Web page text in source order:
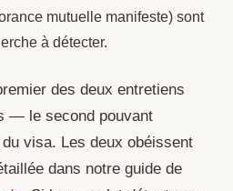
mutuelle manifeste) sont
à détecter.
des deux entretiens
— le second pouvant
visa. Les deux obéissent
dans notre guide de